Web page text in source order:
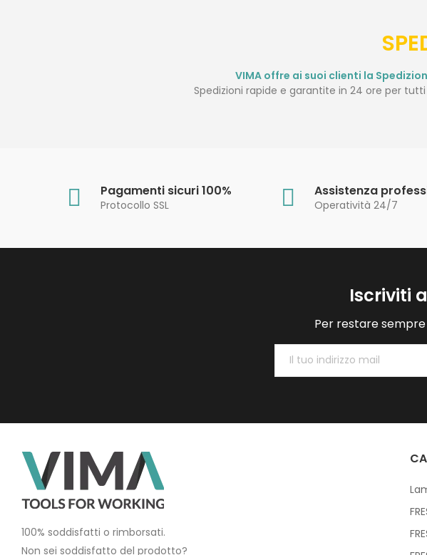
VIMA offre ai suoi clienti la
Spedizioni rapide e garantite in 24 ore per
Pagamenti sicuri 100%
Protocollo SSL
Assistenza
Operatività 24/7
Iscriviti
Per restare
100% soddisfatti o rimborsati.
Non sei soddisfatto del prodotto?